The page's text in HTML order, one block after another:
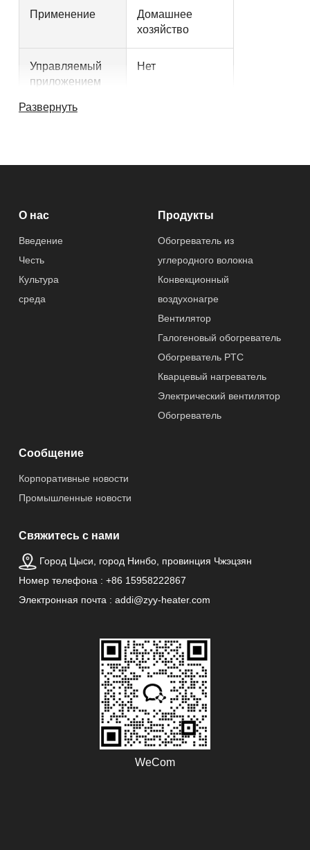
Применение
Домашнее
хозяйство
Управляемый
приложением
Нет
е обслуживание
запасных
сть
1 год
Электрический
Zhejiang, China
Модели
Сертификация
Тип
Нагревателя
Кварцевая
трубка
Инфракрасный
Электрический
нагреватель
Использование
Дом +
Гостиница +
офис
Развернуть
О нас
Введение
Честь
Культура
среда
Продукты
Обогреватель из
углеродного волокна
Конвекционный
воздухонагре
Вентилятор
Галогеновый обогреватель
Обогреватель PTC
Кварцевый нагреватель
Электрический вентилятор
Обогреватель
Сообщение
Корпоративные новости
Промышленные новости
Свяжитесь с нами
Город Цыси, город Нинбо, провинция Чжэцзян
Номер телефона : +86 15958222867
Электронная почта : addi@zyy-heater.com
WeCom